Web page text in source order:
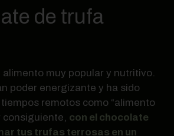
de trufa
alimento muy popular y nutritivo.
poder energizante y ha sido
remotos como “alimento
consiguiente, con el chocolate
tus trufas terrosas en un